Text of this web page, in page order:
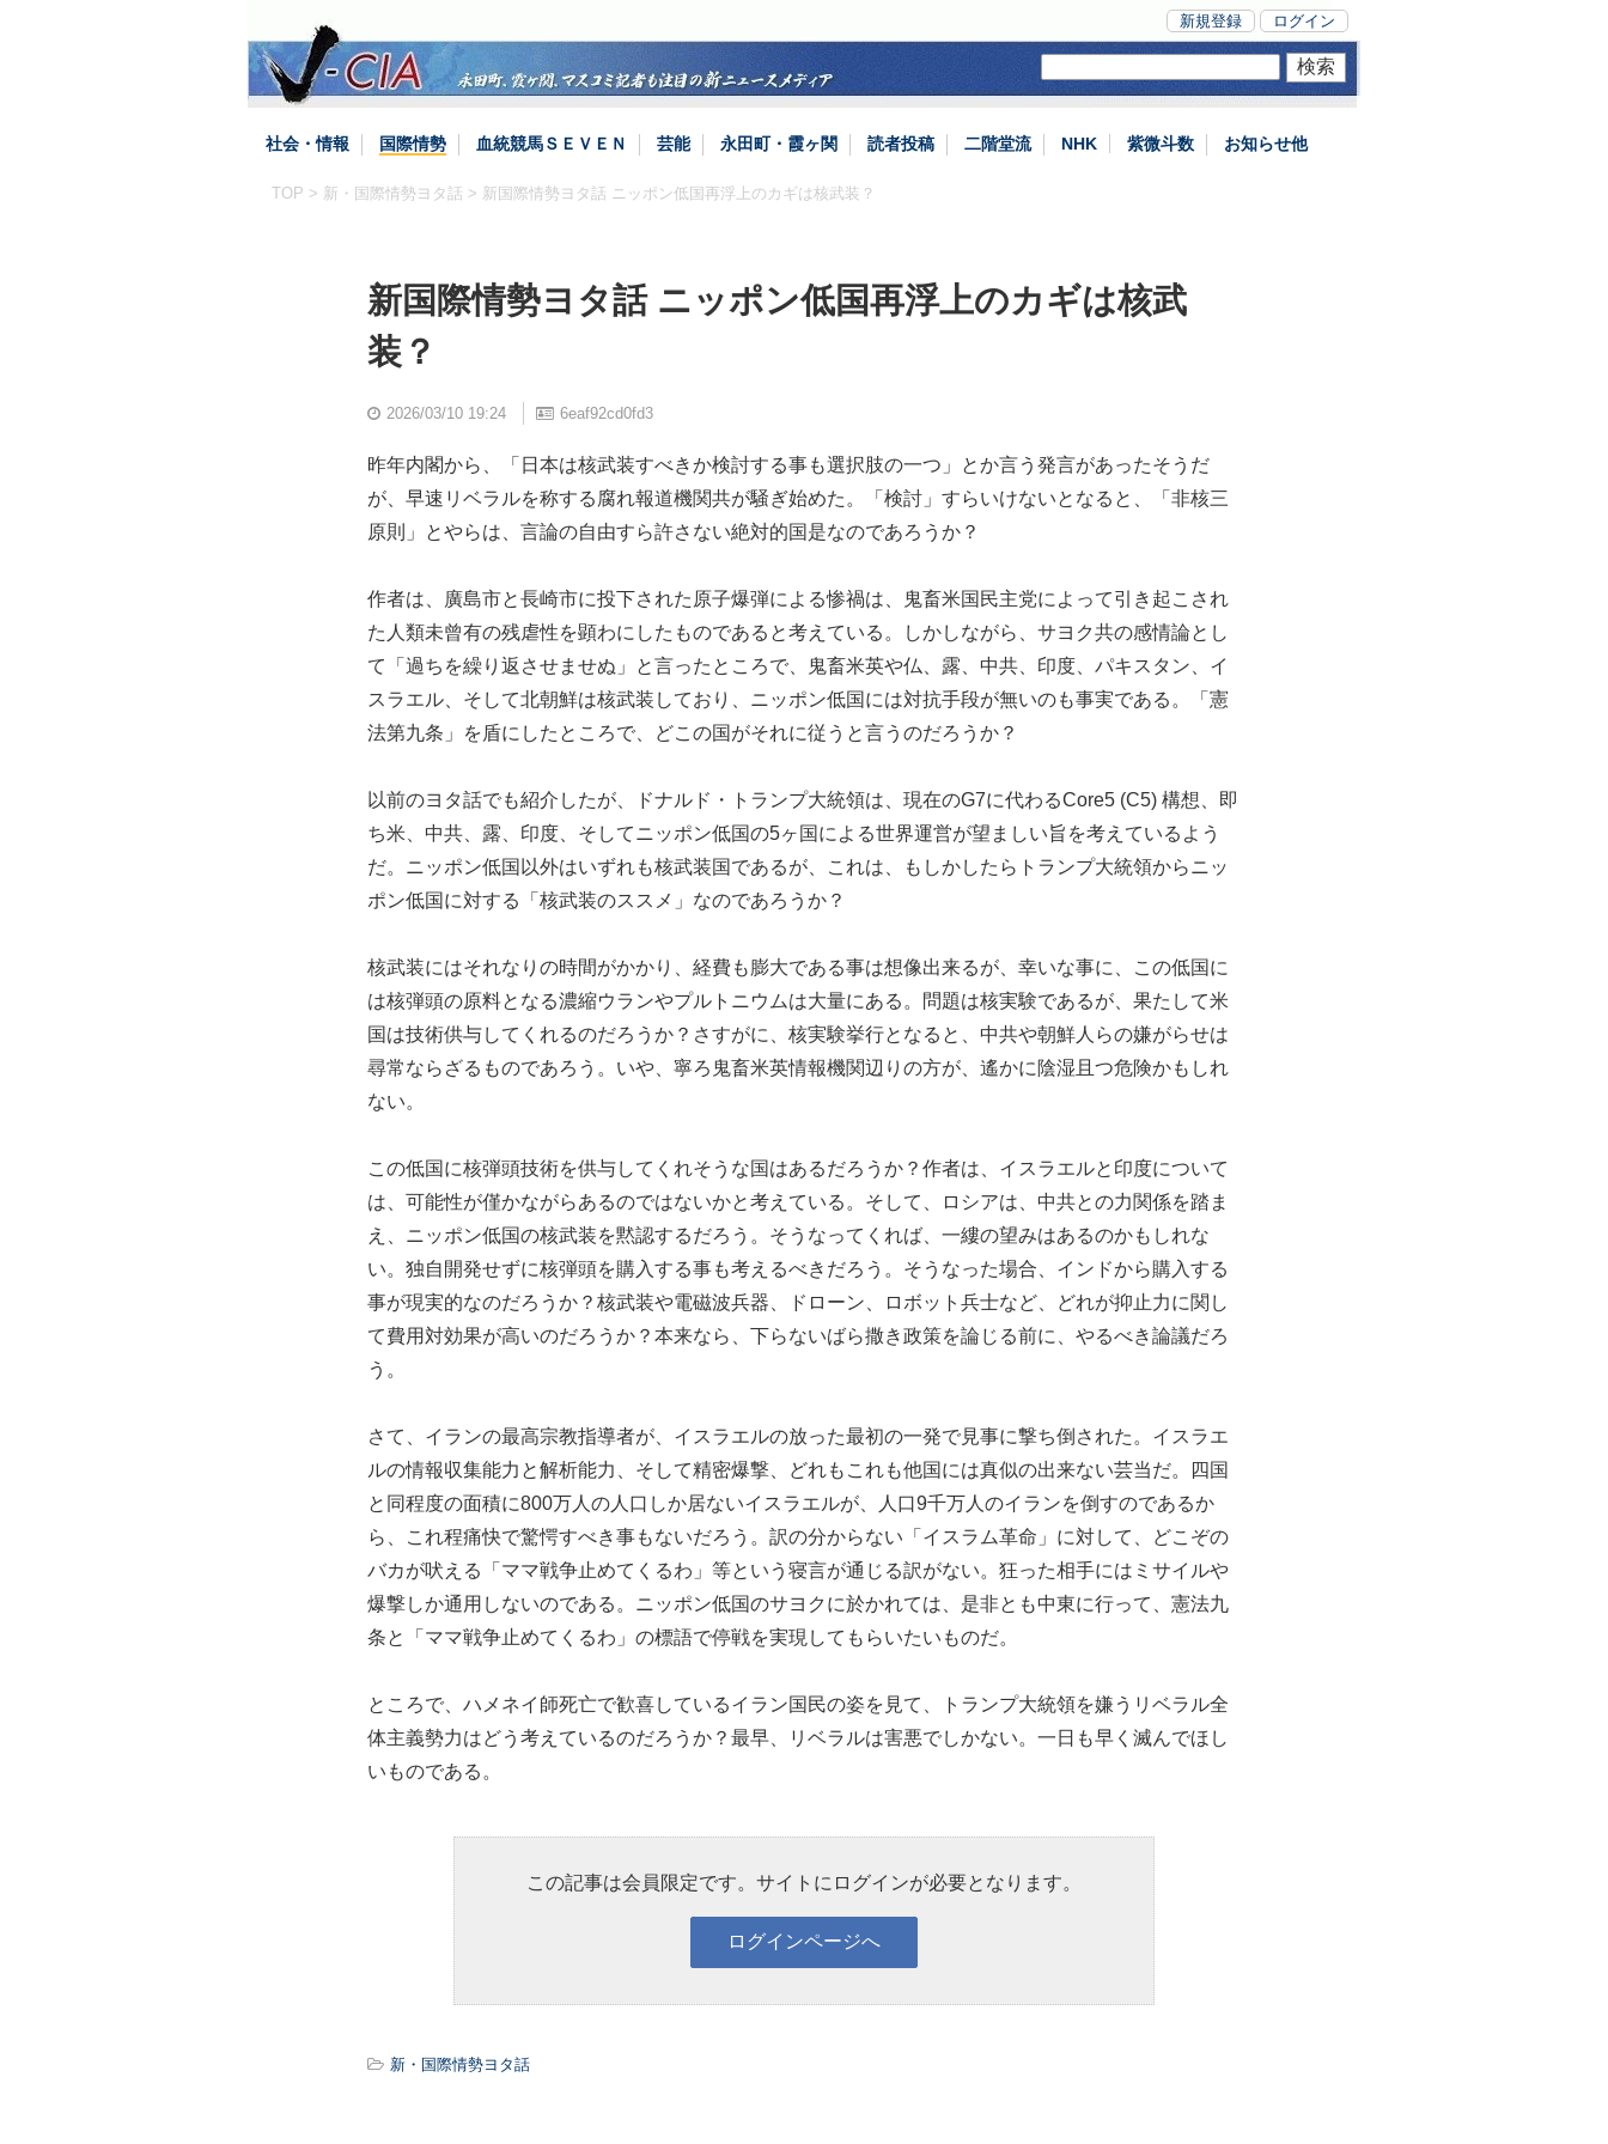
新規登録 ログイン
社会・情報 国際情勢 血統競馬ＳＥＶＥＮ 芸能 永田町・霞ヶ関 読者投稿 二階堂流 NHK 紫微斗数 お知らせ他
TOP > 新・国際情勢ヨタ話 > 新国際情勢ヨタ話 ニッポン低国再浮上のカギは核武装？
新国際情勢ヨタ話 ニッポン低国再浮上のカギは核武
装？
2026/03/10 19:24 6eaf92cd0fd3
昨年内閣から、「日本は核武装すべきか検討する事も選択肢の一つ」とか言う発言があったそうだ
が、早速リベラルを称する腐れ報道機関共が騒ぎ始めた。「検討」すらいけないとなると、「非核三
原則」とやらは、言論の自由すら許さない絶対的国是なのであろうか？
作者は、廣島市と長崎市に投下された原子爆弾による惨禍は、鬼畜米国民主党によって引き起こされ
た人類未曾有の残虐性を顕わにしたものであると考えている。しかしながら、サヨク共の感情論とし
て「過ちを繰り返させませぬ」と言ったところで、鬼畜米英や仏、露、中共、印度、パキスタン、イ
スラエル、そして北朝鮮は核武装しており、ニッポン低国には対抗手段が無いのも事実である。「憲
法第九条」を盾にしたところで、どこの国がそれに従うと言うのだろうか？
以前のヨタ話でも紹介したが、ドナルド・トランプ大統領は、現在のG7に代わるCore5 (C5) 構想、即
ち米、中共、露、印度、そしてニッポン低国の5ヶ国による世界運営が望ましい旨を考えているよう
だ。ニッポン低国以外はいずれも核武装国であるが、これは、もしかしたらトランプ大統領からニッ
ポン低国に対する「核武装のススメ」なのであろうか？
核武装にはそれなりの時間がかかり、経費も膨大である事は想像出来るが、幸いな事に、この低国に
は核弾頭の原料となる濃縮ウランやプルトニウムは大量にある。問題は核実験であるが、果たして米
国は技術供与してくれるのだろうか？さすがに、核実験挙行となると、中共や朝鮮人らの嫌がらせは
尋常ならざるものであろう。いや、寧ろ鬼畜米英情報機関辺りの方が、遙かに陰湿且つ危険かもしれ
ない。
この低国に核弾頭技術を供与してくれそうな国はあるだろうか？作者は、イスラエルと印度について
は、可能性が僅かながらあるのではないかと考えている。そして、ロシアは、中共との力関係を踏ま
え、ニッポン低国の核武装を黙認するだろう。そうなってくれば、一縷の望みはあるのかもしれな
い。独自開発せずに核弾頭を購入する事も考えるべきだろう。そうなった場合、インドから購入する
事が現実的なのだろうか？核武装や電磁波兵器、ドローン、ロボット兵士など、どれが抑止力に関し
て費用対効果が高いのだろうか？本来なら、下らないばら撒き政策を論じる前に、やるべき論議だろ
う。
さて、イランの最高宗教指導者が、イスラエルの放った最初の一発で見事に撃ち倒された。イスラエ
ルの情報収集能力と解析能力、そして精密爆撃、どれもこれも他国には真似の出来ない芸当だ。四国
と同程度の面積に800万人の人口しか居ないイスラエルが、人口9千万人のイランを倒すのであるか
ら、これ程痛快で驚愕すべき事もないだろう。訳の分からない「イスラム革命」に対して、どこぞの
バカが吠える「ママ戦争止めてくるわ」等という寝言が通じる訳がない。狂った相手にはミサイルや
爆撃しか通用しないのである。ニッポン低国のサヨクに於かれては、是非とも中東に行って、憲法九
条と「ママ戦争止めてくるわ」の標語で停戦を実現してもらいたいものだ。
ところで、ハメネイ師死亡で歓喜しているイラン国民の姿を見て、トランプ大統領を嫌うリベラル全
体主義勢力はどう考えているのだろうか？最早、リベラルは害悪でしかない。一日も早く滅んでほし
いものである。
この記事は会員限定です。サイトにログインが必要となります。
新・国際情勢ヨタ話